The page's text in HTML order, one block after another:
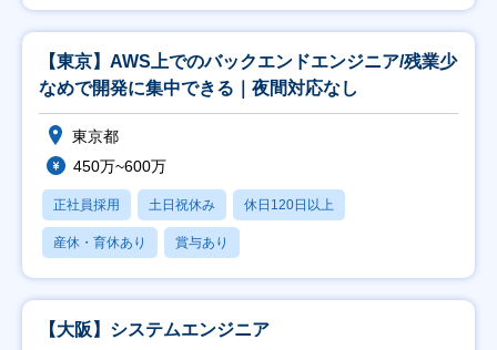
【東京】AWS上でのバックエンドエンジニア/残業少
なめで開発に集中できる｜夜間対応なし
東京都
450万~600万
正社員採用 土日祝休み 休日120日以上
産休・育休あり 賞与あり
【大阪】システムエンジニア